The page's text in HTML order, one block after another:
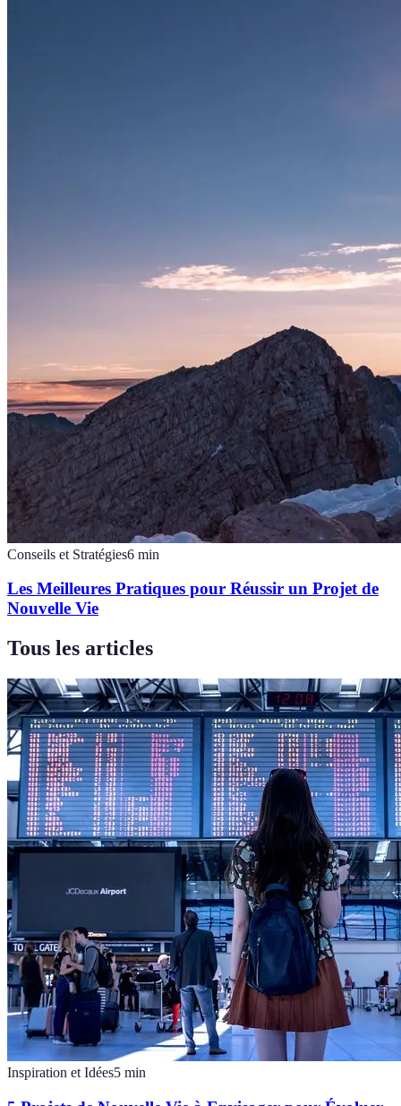
Conseils et Stratégies6 min
Les Meilleures Pratiques pour Réussir un Projet de
Nouvelle Vie
Tous les articles
Inspiration et Idées5 min